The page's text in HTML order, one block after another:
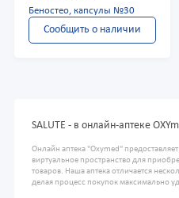
Беностео, капсулы №30
Сообщить о наличии
SALUTE - в онлайн-аптеке
Онлайн аптека "Oxymed"
виртуальное пространство для
товаров. Наша аптека отличается
делая процесс покупок максимально